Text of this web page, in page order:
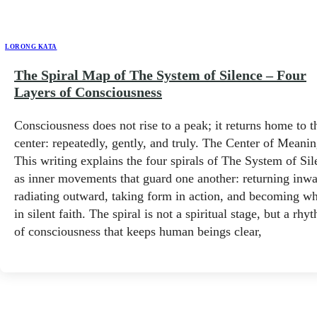
LORONG KATA
The Spiral Map of The System of Silence – Four
Layers of Consciousness
Consciousness does not rise to a peak; it returns home to
center: repeatedly, gently, and truly. The Center of
This writing explains the four spirals of The System of
as inner movements that guard one another: returning
radiating outward, taking form in action, and becoming
in silent faith. The spiral is not a spiritual stage, but a
of consciousness that keeps human beings clear,